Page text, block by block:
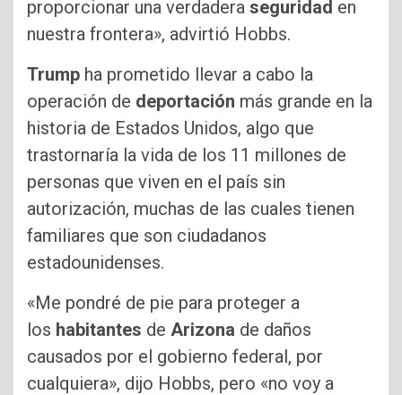
proporcionar una verdadera seguridad en
nuestra frontera», advirtió Hobbs.
Trump ha prometido llevar a cabo la
operación de deportación más grande en la
historia de Estados Unidos, algo que
trastornaría la vida de los 11 millones de
personas que viven en el país sin
autorización, muchas de las cuales tienen
familiares que son ciudadanos
estadounidenses.
«Me pondré de pie para proteger a
los habitantes de Arizona de daños
causados por el gobierno federal, por
cualquiera», dijo Hobbs, pero «no voy a